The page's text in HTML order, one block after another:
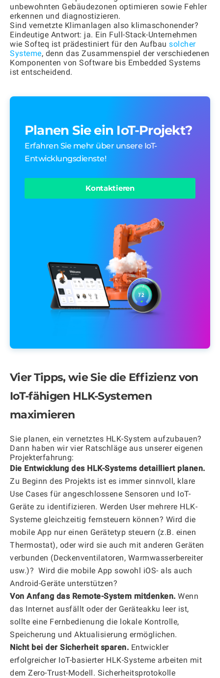
unbewohnten Gebäudezonen optimieren sowie Fehler
erkennen und diagnostizieren.
Sind vernetzte Klimanlagen also klimaschonender?
Eindeutige Antwort: ja. Ein Full-Stack-Unternehmen
wie Softeq ist prädestiniert für den Aufbau solcher
Systeme, denn das Zusammenspiel der verschiedenen
Komponenten von Software bis Embedded Systems
ist entscheidend.
Planen Sie ein IoT-Projekt?
Erfahren Sie mehr über unsere IoT-
Entwicklungsdienste!
Kontaktieren
Vier Tipps, wie Sie die Effizienz von
IoT-fähigen HLK-Systemen
maximieren
Sie planen, ein vernetztes HLK-System aufzubauen?
Dann haben wir vier Ratschläge aus unserer eigenen
Projekterfahrung:
Die Entwicklung des HLK-Systems detailliert planen.
Zu Beginn des Projekts ist es immer sinnvoll, klare
Use Cases für angeschlossene Sensoren und IoT-
Geräte zu identifizieren. Werden User mehrere HLK-
Systeme gleichzeitig fernsteuern können? Wird die
mobile App nur einen Gerätetyp steuern (z.B. einen
Thermostat), oder wird sie auch mit anderen Geräten
verbunden (Deckenventilatoren, Warmwasserbereiter
usw.)? Wird die mobile App sowohl iOS- als auch
Android-Geräte unterstützen?
Von Anfang das Remote-System mitdenken. Wenn
das Internet ausfällt oder der Geräteakku leer ist,
sollte eine Fernbedienung die lokale Kontrolle,
Speicherung und Aktualisierung ermöglichen.
Nicht bei der Sicherheit sparen. Entwickler
erfolgreicher IoT-basierter HLK-Systeme arbeiten mit
dem Zero-Trust-Modell. Sicherheitsprotokolle